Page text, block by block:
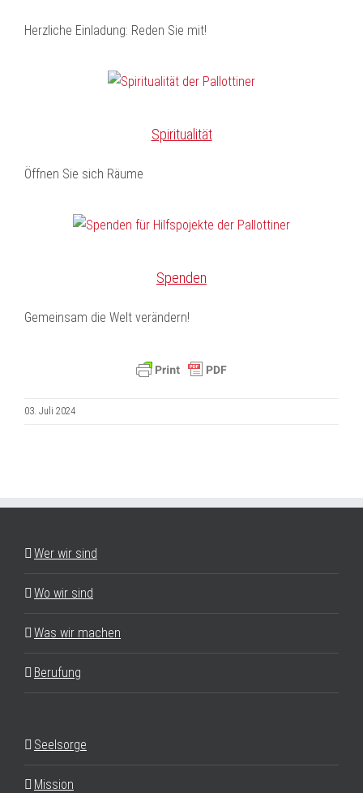
Herzliche Einladung: Reden Sie mit!
Spiritualität
Öffnen Sie sich Räume
Spenden
Gemeinsam die Welt verändern!
03. Juli 2024
Wer wir sind
Wo wir sind
Was wir machen
Berufung
Seelsorge
Mission